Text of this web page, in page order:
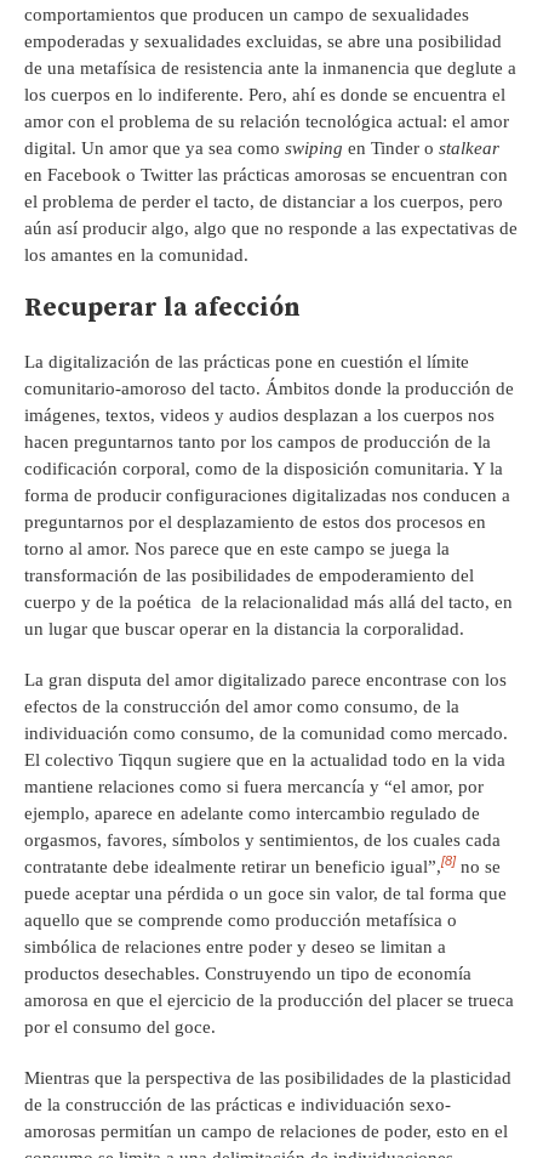
comportamientos que producen un campo de sexualidades
empoderadas y sexualidades excluidas, se abre una posibilidad
de una metafísica de resistencia ante la inmanencia que deglute a
los cuerpos en lo indiferente. Pero, ahí es donde se encuentra el
amor con el problema de su relación tecnológica actual: el amor
digital. Un amor que ya sea como swiping en Tinder o stalkear
en Facebook o Twitter las prácticas amorosas se encuentran con
el problema de perder el tacto, de distanciar a los cuerpos, pero
aún así producir algo, algo que no responde a las expectativas de
los amantes en la comunidad.
Recuperar la afección
La digitalización de las prácticas pone en cuestión el límite
comunitario-amoroso del tacto. Ámbitos donde la producción de
imágenes, textos, videos y audios desplazan a los cuerpos nos
hacen preguntarnos tanto por los campos de producción de la
codificación corporal, como de la disposición comunitaria. Y la
forma de producir configuraciones digitalizadas nos conducen a
preguntarnos por el desplazamiento de estos dos procesos en
torno al amor. Nos parece que en este campo se juega la
transformación de las posibilidades de empoderamiento del
cuerpo y de la poética de la relacionalidad más allá del tacto, en
un lugar que buscar operar en la distancia la corporalidad.
La gran disputa del amor digitalizado parece encontrase con los
efectos de la construcción del amor como consumo, de la
individuación como consumo, de la comunidad como mercado.
El colectivo Tiqqun sugiere que en la actualidad todo en la vida
mantiene relaciones como si fuera mercancía y “el amor, por
ejemplo, aparece en adelante como intercambio regulado de
orgasmos, favores, símbolos y sentimientos, de los cuales cada
contratante debe idealmente retirar un beneficio igual”,[8] no se
puede aceptar una pérdida o un goce sin valor, de tal forma que
aquello que se comprende como producción metafísica o
simbólica de relaciones entre poder y deseo se limitan a
productos desechables. Construyendo un tipo de economía
amorosa en que el ejercicio de la producción del placer se trueca
por el consumo del goce.
Mientras que la perspectiva de las posibilidades de la plasticidad
de la construcción de las prácticas e individuación sexo-
amorosas permitían un campo de relaciones de poder, esto en el